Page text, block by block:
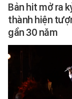
Bản hit mở ra
thành hiện
gần 30 năm